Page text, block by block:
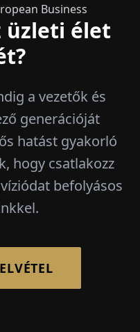
Business
üzleti élet
a vezetők és
generációját
hatást gyakorló
hogy csatlakozz
befolyásos